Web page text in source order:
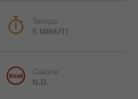
Tempo:
5 MINUTI
Calorie:
N.D.